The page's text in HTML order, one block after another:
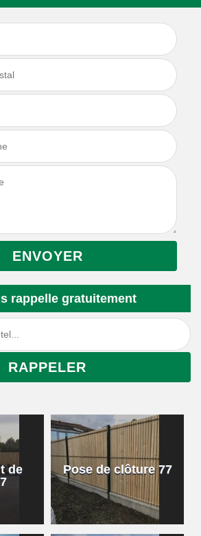
rappelle gratuitement
de
Pose de clôture 77